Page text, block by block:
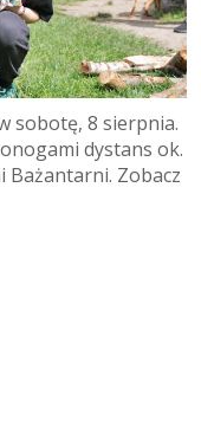
sobotę, 8 sierpnia.
dystans ok.
Bażantarni. Zobacz